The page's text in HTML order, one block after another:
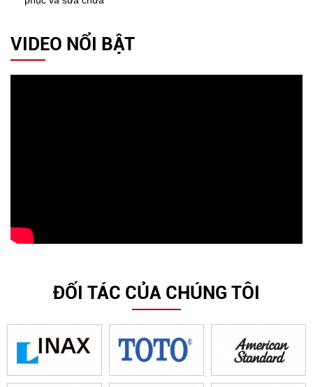
VIDEO NỔI BẬT
ĐỐI TÁC CỦA CHÚNG TÔI